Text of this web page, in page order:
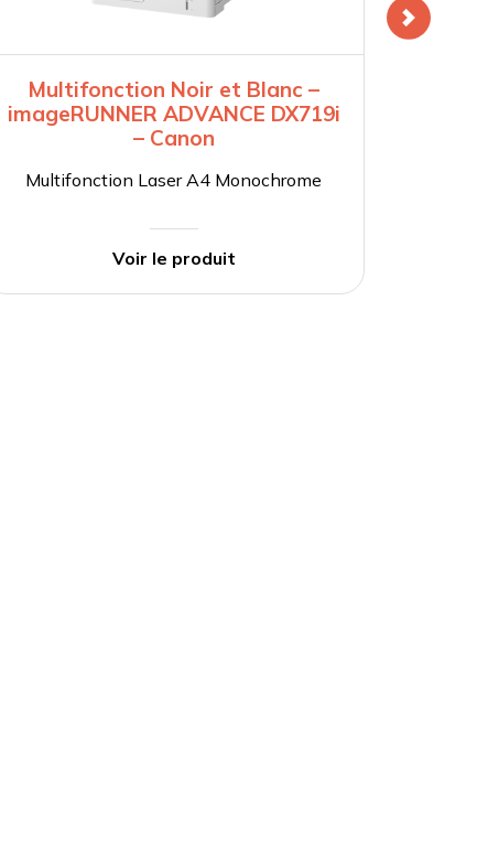
Multifonction Noir et Blanc –
imageRUNNER ADVANCE DX719i
– Canon
Multifonction Laser A4 Monochrome
Voir le produit